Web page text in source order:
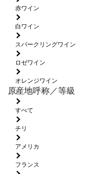
赤ワイン
白ワイン
スパークリングワイン
ロゼワイン
オレンジワイン
原産地呼称／等級
すべて
チリ
アメリカ
フランス